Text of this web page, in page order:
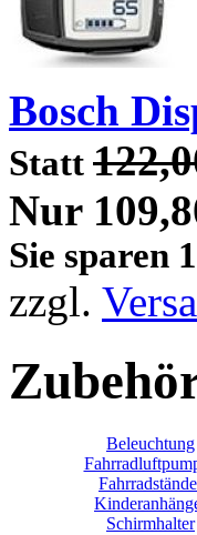
Bosch
Statt
Nur
Sie sparen
zzgl.
Beleuchtung
Schirmhalter